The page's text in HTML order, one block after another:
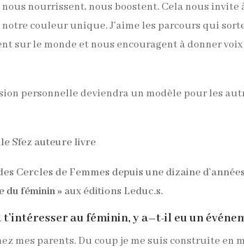
nourrissent, nous boostent. Cela nous invite
couleur unique. J’aime les parcours qui
sur le monde et nous encouragent à donner voix
personnelle deviendra un modèle pour les
Cercles de Femmes depuis une dizaine
du féminin » aux éditions Leduc.s.
au féminin, y a–t-il eu un
mes parents. Du coup je me suis construite en